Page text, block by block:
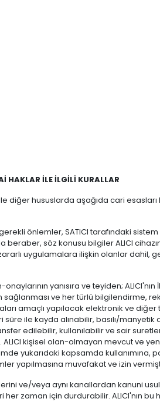
HAKLAR İLE İLGİLİ KURALLAR
diğer hususlarda aşağıda cari
önlemler, SATICI tarafındaki
beraber, söz konusu bilgiler ALICI
uygulamalara ilişkin olanlar dahil,
yanısıra ve teyiden; ALICI'nın
ve her türlü bilgilendirme,
amaçlı yapılacak elektronik ve
ile kayda alınabilir, basılı/manyetik
edilebilir, kullanılabilir ve sair
kişisel olan-olmayan mevcut ve
yukarıdaki kapsamda kullanımına,
yapılmasına muvafakat ve izin
ve/veya aynı kanallardan kanuni
zaman için durdurabilir. ALICI'nın bu